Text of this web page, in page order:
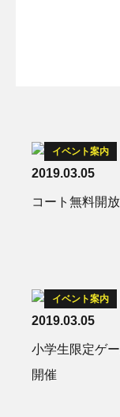
イベント案内
2019.03.05
コート無料開放
イベント案内
2019.03.05
小学生限定ゲ
開催